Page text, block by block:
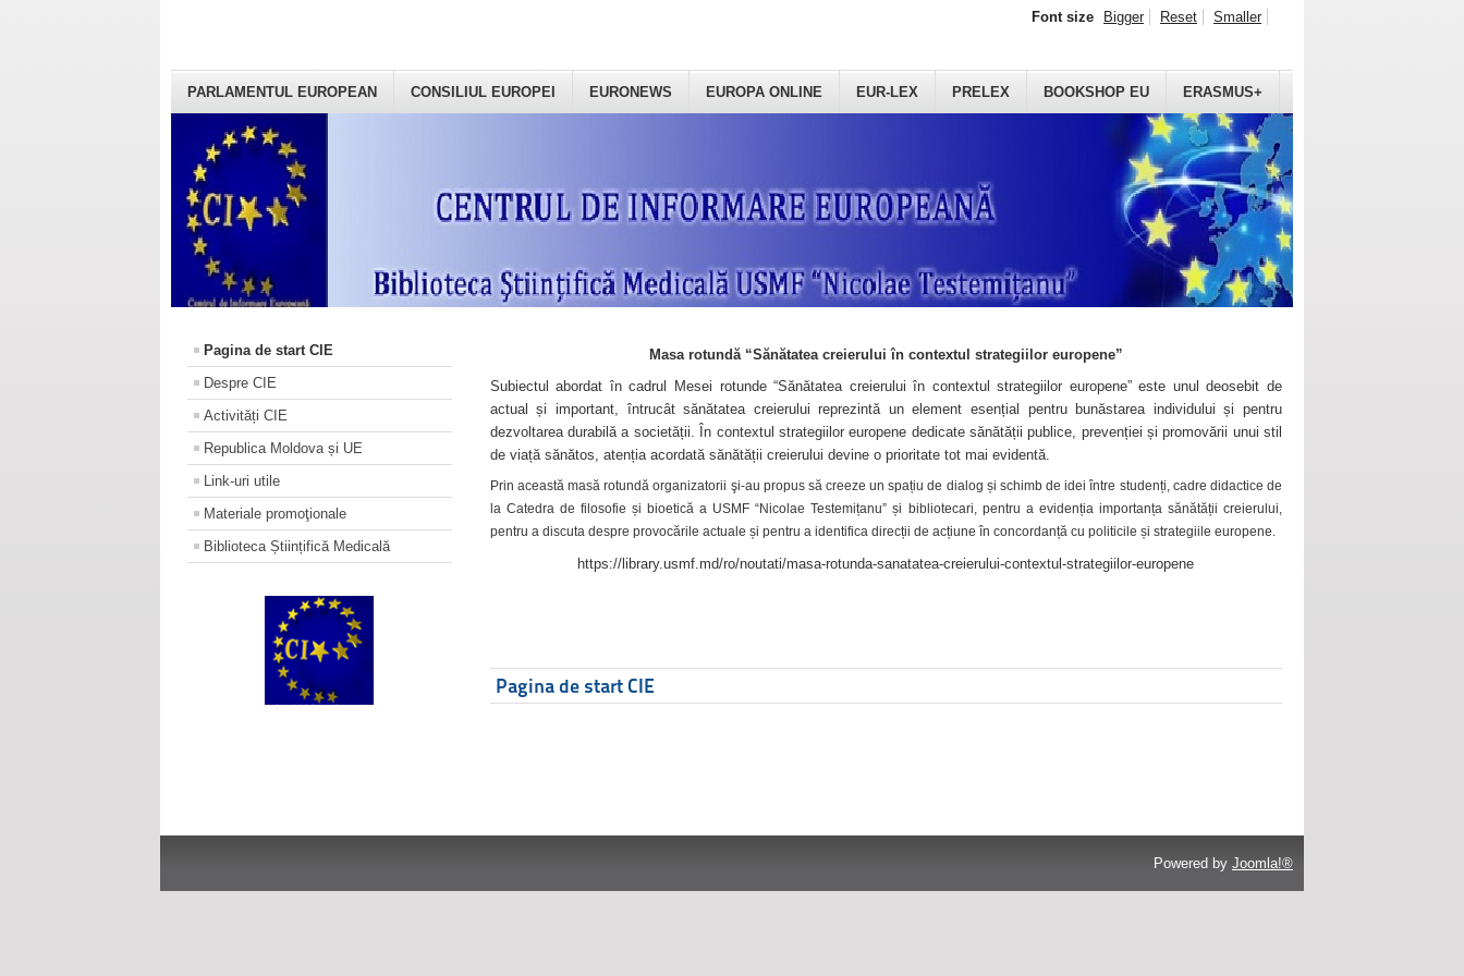
PARLAMENTUL EUROPEAN CONSILIUL EUROPEI EURONEWS EUROPA ONLINE EUR-LEX PRELEX BOOKSHOP EU ERASMUS+
Font size Bigger Reset Smaller
Pagina de start CIE
Despre CIE
Activități CIE
Republica Moldova și UE
Link-uri utile
Materiale promoţionale
Biblioteca Științifică Medicală
Masa rotundă “Sănătatea creierului în contextul strategiilor europene”
Subiectul abordat în cadrul Mesei rotunde “Sănătatea creierului în contextul strategiilor europene” este unul deosebit de
actual și important, întrucât sănătatea creierului reprezintă un element esențial pentru bunăstarea individului și pentru
dezvoltarea durabilă a societății. În contextul strategiilor europene dedicate sănătății publice, prevenției și promovării unui stil
de viață sănătos, atenția acordată sănătății creierului devine o prioritate tot mai evidentă.
Prin această masă rotundă organizatorii şi-au propus să creeze un spațiu de dialog și schimb de idei între studenți, cadre didactice de
la Catedra de filosofie și bioetică a USMF “Nicolae Testemițanu” și bibliotecari, pentru a evidenția importanța sănătății creierului,
pentru a discuta despre provocările actuale și pentru a identifica direcții de acțiune în concordanță cu politicile și strategiile europene.
https://library.usmf.md/ro/noutati/masa-rotunda-sanatatea-creierului-contextul-strategiilor-europene
Pagina de start CIE
Powered by Joomla!®